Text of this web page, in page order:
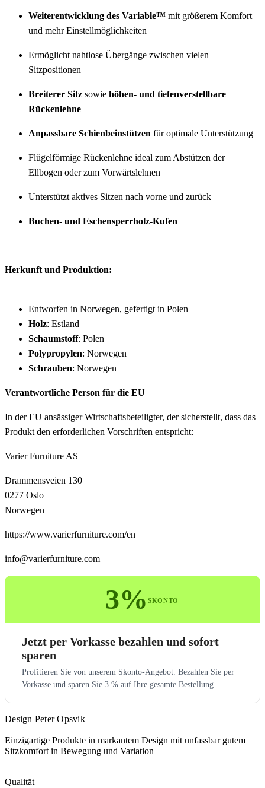
Weiterentwicklung des Variable™ mit größerem Komfort
und mehr Einstellmöglichkeiten
Ermöglicht nahtlose Übergänge zwischen vielen
Sitzpositionen
Breiterer Sitz sowie höhen- und tiefenverstellbare
Rückenlehne
Anpassbare Schienbeinstützen für optimale Unterstützung
Flügelförmige Rückenlehne ideal zum Abstützen der
Ellbogen oder zum Vorwärtslehnen
Unterstützt aktives Sitzen nach vorne und zurück
Buchen- und Eschensperrholz-Kufen
Herkunft und Produktion:
Entworfen in Norwegen, gefertigt in Polen
Holz: Estland
Schaumstoff: Polen
Polypropylen: Norwegen
Schrauben: Norwegen
Verantwortliche Person für die EU
In der EU ansässiger Wirtschaftsbeteiligter, der sicherstellt, dass das
Produkt den erforderlichen Vorschriften entspricht:
Varier Furniture AS
Drammensveien 130
0277 Oslo
Norwegen
https://www.varierfurniture.com/en
info@varierfurniture.com
3%SKONTO
Jetzt per Vorkasse bezahlen und sofort
sparen
Profitieren Sie von unserem Skonto-Angebot. Bezahlen Sie per
Vorkasse und sparen Sie 3 % auf Ihre gesamte Bestellung.
Design Peter Opsvik
Einzigartige Produkte in markantem Design mit unfassbar gutem
Sitzkomfort in Bewegung und Variation
Qualität